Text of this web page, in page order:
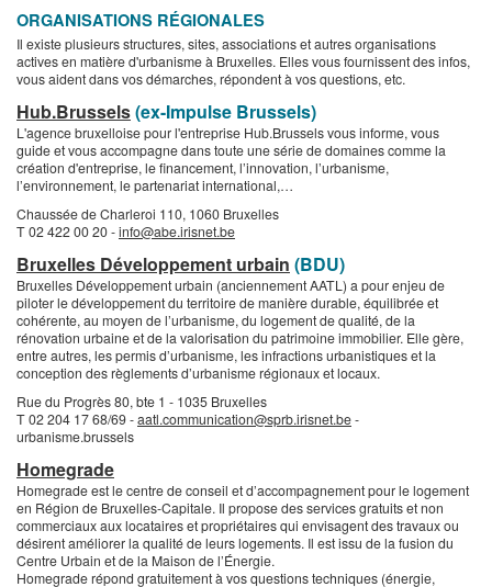
ORGANISATIONS RÉGIONALES
Il existe plusieurs structures, sites, associations et autres organisations
actives en matière d'urbanisme à Bruxelles. Elles vous fournissent des infos,
vous aident dans vos démarches, répondent à vos questions, etc.
Hub.Brussels(ex-Impulse Brussels)
L'agence bruxelloise pour l'entreprise Hub.Brussels vous informe, vous
guide et vous accompagne dans toute une série de domaines comme la
création d'entreprise, le financement, l’innovation, l’urbanisme,
l’environnement, le partenariat international,…
Chaussée de Charleroi 110, 1060 Bruxelles
T 02 422 00 20 -info@abe.irisnet.be
Bruxelles Développement urbain (BDU)
Bruxelles Développement urbain (anciennement AATL) a pour enjeu de
piloter le développement du territoire de manière durable, équilibrée et
cohérente, au moyen de l’urbanisme, du logement de qualité, de la
rénovation urbaine et de la valorisation du patrimoine immobilier. Elle gère,
entre autres, les permis d’urbanisme, les infractions urbanistiques et la
conception des règlements d’urbanisme régionaux et locaux.
Rue du Progrès 80, bte 1 - 1035 Bruxelles
T 02 204 17 68/69 -aatl.communication@sprb.irisnet.be-
urbanisme.brussels
Homegrade
Homegrade est le centre de conseil et d’accompagnement pour le logement
en Région de Bruxelles-Capitale. Il propose des services gratuits et non
commerciaux aux locataires et propriétaires qui envisagent des travaux ou
désirent améliorer la qualité de leurs logements. Il est issu de la fusion du
Centre Urbain et de la Maison de l’Énergie.
Homegrade répond gratuitement à vos questions techniques (énergie,